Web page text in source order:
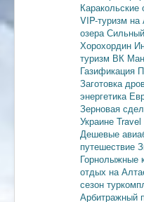
Каракольские
VIP-туризм на
озера
Хорохордин
туризм ВК
Газификация
Заготовка
энергетика
Зерновая
Украине
Дешевые
путешествие
Горнолыжные
отдых на
сезон
Арбитражный